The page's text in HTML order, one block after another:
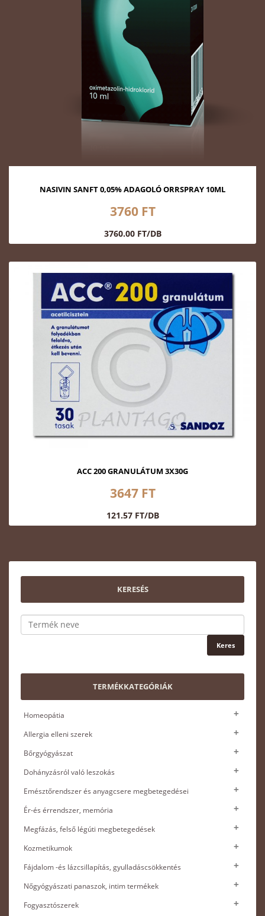
NASIVIN SANFT 0,05% ADAGOLÓ ORRSPRAY 10ML
3760 FT
3760.00 FT/DB
ACC 200 GRANULÁTUM 3X30G
3647 FT
121.57 FT/DB
KERESÉS
TERMÉKKATEGÓRIÁK
Homeopátia
Allergia elleni szerek
Bőrgyógyászat
Dohányzásról való leszokás
Emésztőrendszer és anyagcsere megbetegedései
Ér-és érrendszer, memória
Megfázás, felső légúti megbetegedések
Kozmetikumok
Fájdalom -és lázcsillapítás, gyulladáscsökkentés
Nőgyógyászati panaszok, intim termékek
Fogyasztószerek